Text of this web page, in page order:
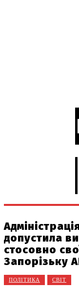
допустила
стосовно
Запорізьку
ПОЛІТИКА СВІТ